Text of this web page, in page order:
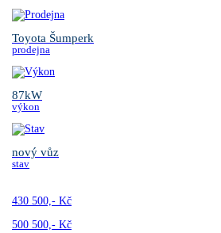
Toyota Šumperk
prodejna
87kW
výkon
nový vůz
stav
430 500,- Kč
500 500,- Kč